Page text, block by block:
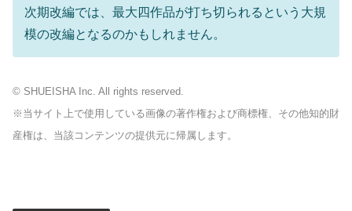
次期改編では、最大四作品が打ち切られるという大規
模の改編となるのかもしれません。
© SHUEISHA Inc. All rights reserved.
※当サイト上で使用している画像の著作権および商標権、その他知的財
産権は、当該コンテンツの提供元に帰属します。